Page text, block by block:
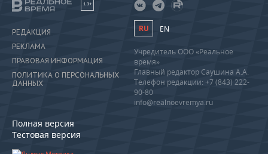
18+
РЕДАКЦИЯ
РЕКЛАМА
ПРАВОВАЯ ИНФОРМАЦИЯ
ПОЛИТИКА О ПЕРСОНАЛЬНЫХ
ДАННЫХ
Полная версия
Тестовая версия
RU EN
Учредитель ООО «Реальное
время»
Главный редактор Саушина А.А.
Телефон редакции: +7 (843) 222-
90-80
info@realnoevremya.ru